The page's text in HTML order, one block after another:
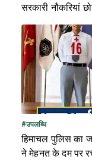
सरकारी नौकरियां
#उपलब्धि
हिमाचल पुलिस का
ने मेहनत के दम पर